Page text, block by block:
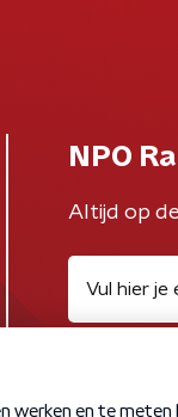
NPO
Altijd op